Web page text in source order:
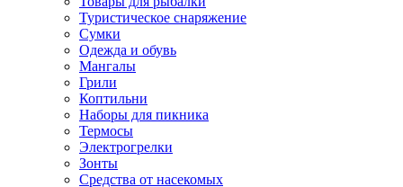
Туристическое снаряжение
Сумки
Одежда и обувь
Мангалы
Грили
Коптильни
Наборы для пикника
Термосы
Электрогрелки
Зонты
Средства от насекомых